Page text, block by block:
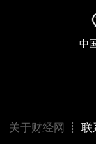
中
关于财经网 ┊ 联